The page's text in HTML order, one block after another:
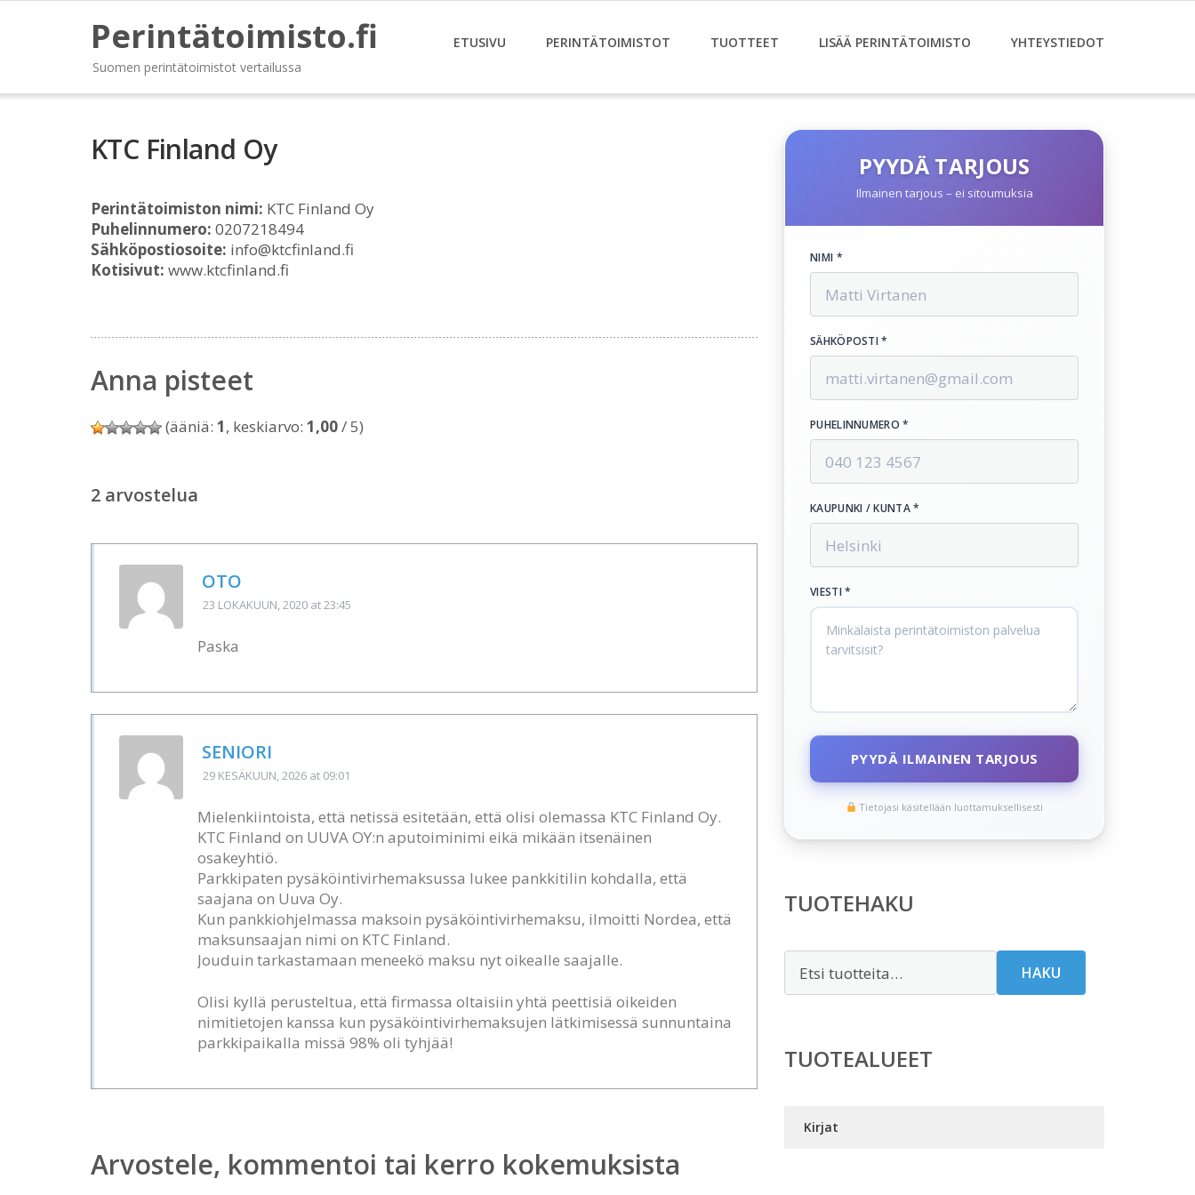
Perintätoimisto.fi
Suomen perintätoimistot vertailussa
ETUSIVU PERINTÄTOIMISTOT TUOTTEET LISÄÄ PERINTÄTOIMISTO YHTEYSTIEDOT
KTC Finland Oy
Perintätoimiston nimi: KTC Finland Oy
Puhelinnumero: 0207218494
Sähköpostiosoite: info@ktcfinland.fi
Kotisivut: www.ktcfinland.fi
Anna pisteet
(ääniä: 1, keskiarvo: 1,00/ 5)
2 arvostelua
OTO
23 LOKAKUUN, 2020 at 23:45
Paska
SENIORI
29 KESÄKUUN, 2026 at 09:01
Mielenkiintoista, että netissä esitetään, että olisi olemassa KTC Finland Oy.
KTC Finland on UUVA OY:n aputoiminimi eikä mikään itsenäinen
osakeyhtiö.
Parkkipaten pysäköintivirhemaksussa lukee pankkitilin kohdalla, että
saajana on Uuva Oy.
Kun pankkiohjelmassa maksoin pysäköintivirhemaksu, ilmoitti Nordea, että
maksunsaajan nimi on KTC Finland.
Jouduin tarkastamaan meneekö maksu nyt oikealle saajalle.
Olisi kyllä perusteltua, että firmassa oltaisiin yhtä peettisiä oikeiden
nimitietojen kanssa kun pysäköintivirhemaksujen lätkimisessä sunnuntaina
parkkipaikalla missä 98% oli tyhjää!
Arvostele, kommentoi tai kerro kokemuksista
PYYDÄ TARJOUS
Ilmainen tarjous – ei sitoumuksia
NIMI *
SÄHKÖPOSTI *
PUHELINNUMERO *
KAUPUNKI / KUNTA *
VIESTI *
PYYDÄ ILMAINEN TARJOUS
Tietojasi käsitellään luottamuksellisesti
TUOTEHAKU
HAKU
TUOTEALUEET
Kirjat